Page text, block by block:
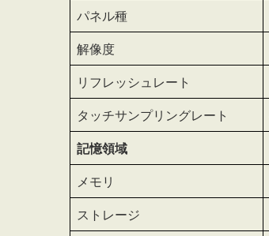
パネル種
解像度
リフレッシュレート
タッチサンプリングレート
記憶領域
メモリ
ストレージ